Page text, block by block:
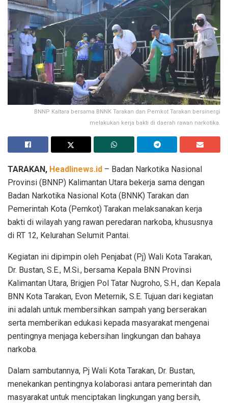
BNNP Kaltara bersama BNNK Tarakan dan Pemkot Tarakan bersinergi
melakukan kerja bakti di daerah rawan narkotika.
TARAKAN, Headlinews.id – Badan Narkotika Nasional
Provinsi (BNNP) Kalimantan Utara bekerja sama dengan
Badan Narkotika Nasional Kota (BNNK) Tarakan dan
Pemerintah Kota (Pemkot) Tarakan melaksanakan kerja
bakti di wilayah yang rawan peredaran narkoba, khususnya
di RT 12, Kelurahan Selumit Pantai.
Kegiatan ini dipimpin oleh Penjabat (Pj) Wali Kota Tarakan,
Dr. Bustan, S.E., M.Si., bersama Kepala BNN Provinsi
Kalimantan Utara, Brigjen Pol Tatar Nugroho, S.H., dan Kepala
BNN Kota Tarakan, Evon Meternik, S.E. Tujuan dari kegiatan
ini adalah untuk membersihkan sampah yang berserakan
serta memberikan edukasi kepada masyarakat mengenai
pentingnya menjaga kebersihan lingkungan dan bahaya
narkoba.
Dalam sambutannya, Pj Wali Kota Tarakan, Dr. Bustan,
menekankan pentingnya kolaborasi antara pemerintah dan
masyarakat untuk menciptakan lingkungan yang bersih,